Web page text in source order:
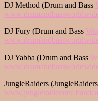
DJ Method (Drum and Bass
DJ Fury (Drum and Bass
DJ Yabba (Drum and Bass
JungleRaiders